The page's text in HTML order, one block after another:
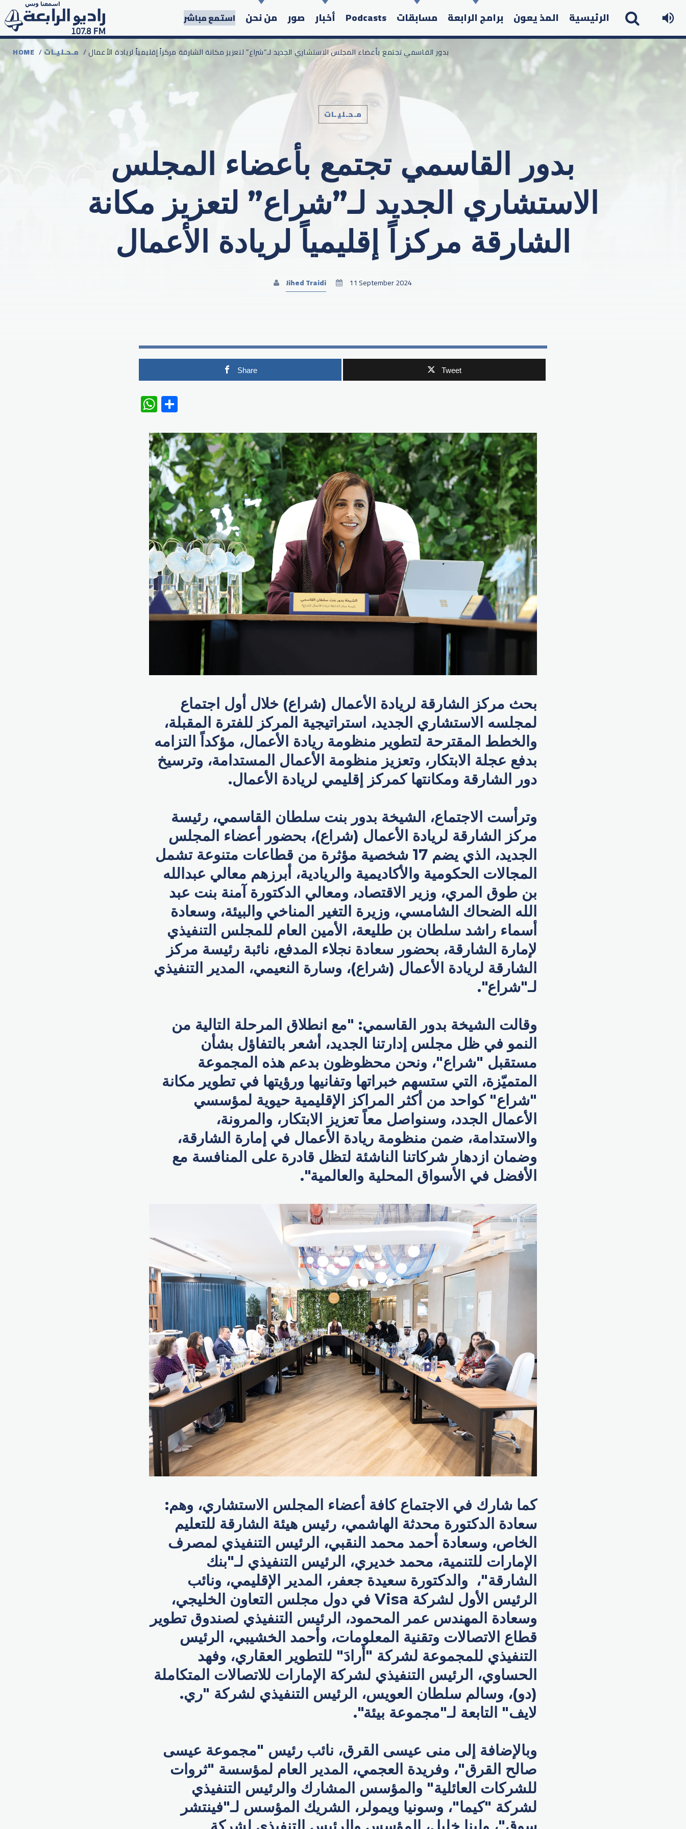
الرئيسية المذ يعون برامج الرابعة مسابقات Podcasts أخبار صور من نحن استمع مباشر
Search in the website:
HOME /مـحـليـات / بدور القاسمي تجتمع بأعضاء المجلس الاستشاري الجديد لـ”شراع” لتعزيز مكانة الشارقة مركزاً إقليمياً لريادة الأعمال
مـحـليـات
بدور القاسمي تجتمع بأعضاء المجلس
الاستشاري الجديد لـ”شراع” لتعزيز مكانة
الشارقة مركزاً إقليمياً لريادة الأعمال
Jihed Traidi 11 September 2024
Share Tweet
WhatsApp
بحث مركز الشارقة لريادة الأعمال (شراع) خلال أول اجتماع
لمجلسه الاستشاري الجديد، استراتيجية المركز للفترة المقبلة،
والخطط المقترحة لتطوير منظومة ريادة الأعمال، مؤكداً التزامه
بدفع عجلة الابتكار، وتعزيز منظومة الأعمال المستدامة، وترسيخ
دور الشارقة ومكانتها كمركز إقليمي لريادة الأعمال.
وترأست الاجتماع، الشيخة بدور بنت سلطان القاسمي، رئيسة
مركز الشارقة لريادة الأعمال (شراع)، بحضور أعضاء المجلس
الجديد، الذي يضم 17 شخصية مؤثرة من قطاعات متنوعة تشمل
المجالات الحكومية والأكاديمية والريادية، أبرزهم معالي عبدالله
بن طوق المري، وزير الاقتصاد، ومعالي الدكتورة آمنة بنت عبد
الله الضحاك الشامسي، وزيرة التغير المناخي والبيئة، وسعادة
أسماء راشد سلطان بن طليعة، الأمين العام للمجلس التنفيذي
لإمارة الشارقة، بحضور سعادة نجلاء المدفع، نائبة رئيسة مركز
الشارقة لريادة الأعمال (شراع)، وسارة النعيمي، المدير التنفيذي
لـ"شراع".
وقالت الشيخة بدور القاسمي: "مع انطلاق المرحلة التالية من
النمو في ظل مجلس إدارتنا الجديد، أشعر بالتفاؤل بشأن
مستقبل "شراع"، ونحن محظوظون بدعم هذه المجموعة
المتميّزة، التي ستسهم خبراتها وتفانيها ورؤيتها في تطوير مكانة
"شراع" كواحد من أكثر المراكز الإقليمية حيوية لمؤسسي
الأعمال الجدد، وسنواصل معاً تعزيز الابتكار، والمرونة،
والاستدامة، ضمن منظومة ريادة الأعمال في إمارة الشارقة،
وضمان ازدهار شركاتنا الناشئة لتظل قادرة على المنافسة مع
الأفضل في الأسواق المحلية والعالمية".
كما شارك في الاجتماع كافة أعضاء المجلس الاستشاري، وهم:
سعادة الدكتورة محدثة الهاشمي، رئيس هيئة الشارقة للتعليم
الخاص، وسعادة أحمد محمد النقبي، الرئيس التنفيذي لمصرف
الإمارات للتنمية، محمد خديري، الرئيس التنفيذي لـ"بنك
الشارقة"، والدكتورة سعيدة جعفر، المدير الإقليمي، ونائب
الرئيس الأول لشركة Visa في دول مجلس التعاون الخليجي،
وسعادة المهندس عمر المحمود، الرئيس التنفيذي لصندوق تطوير
قطاع الاتصالات وتقنية المعلومات، وأحمد الخشيبي، الرئيس
التنفيذي للمجموعة لشركة "أرادَ" للتطوير العقاري، وفهد
الحساوي، الرئيس التنفيذي لشركة الإمارات للاتصالات المتكاملة
(دو)، وسالم سلطان العويس، الرئيس التنفيذي لشركة "ري.
لايف" التابعة لـ"مجموعة بيئة".
وبالإضافة إلى منى عيسى القرق، نائب رئيس "مجموعة عيسى
صالح القرق"، وفريدة العجمي، المدير العام لمؤسسة "ثروات
للشركات العائلية" والمؤسس المشارك والرئيس التنفيذي
لشركة "كيما"، وسونيا ويمولر، الشريك المؤسس لـ"فينتشر